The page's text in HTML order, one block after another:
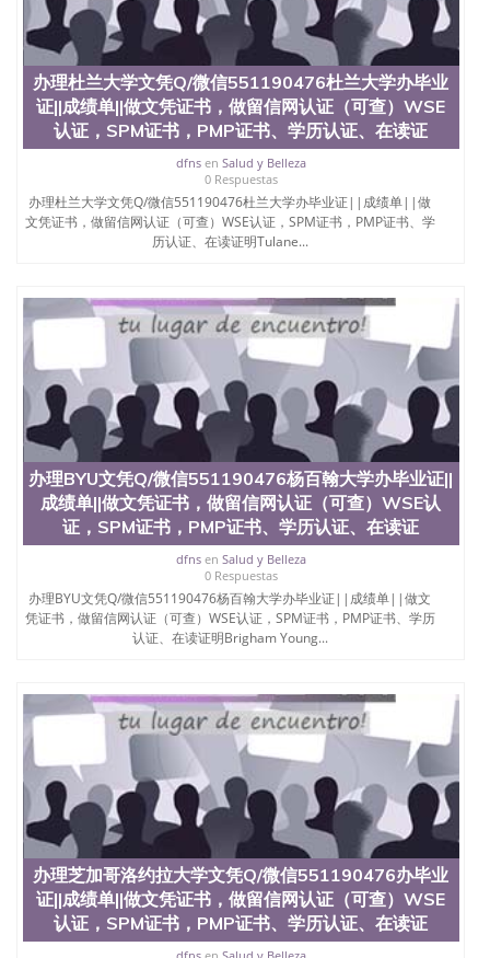
办理杜兰大学文凭Q/微信551190476杜兰大学办毕业
证||成绩单||做文凭证书，做留信网认证（可查）WSE
认证，SPM证书，PMP证书、学历认证、在读证
dfnsen Salud y Belleza
0 Respuestas
办理杜兰大学文凭Q/微信551190476杜兰大学办毕业证||成绩单||做
文凭证书，做留信网认证（可查）WSE认证，SPM证书，PMP证书、学
历认证、在读证明Tulane...
办理BYU文凭Q/微信551190476杨百翰大学办毕业证||
成绩单||做文凭证书，做留信网认证（可查）WSE认
证，SPM证书，PMP证书、学历认证、在读证
dfnsen Salud y Belleza
0 Respuestas
办理BYU文凭Q/微信551190476杨百翰大学办毕业证||成绩单||做文
凭证书，做留信网认证（可查）WSE认证，SPM证书，PMP证书、学历
认证、在读证明Brigham Young...
办理芝加哥洛约拉大学文凭Q/微信551190476办毕业
证||成绩单||做文凭证书，做留信网认证（可查）WSE
认证，SPM证书，PMP证书、学历认证、在读证